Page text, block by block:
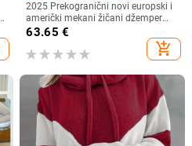
2025 Prekogranični novi europski i
američki mekani žičani džemper
Mekani pleteni ženski džemper sa
63.65 €
add_shopping_cart